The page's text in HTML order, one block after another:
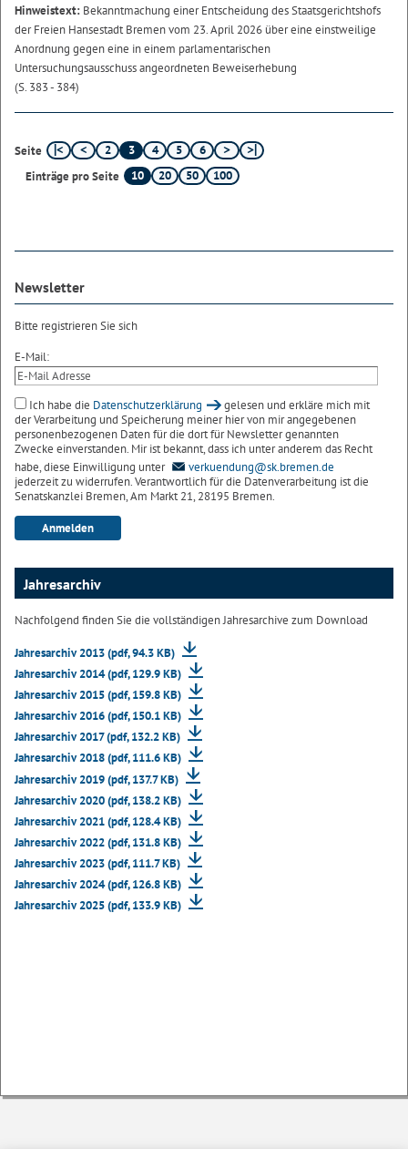
Hinweistext: Bekanntmachung einer Entscheidung des Staatsgerichtshofs
der Freien Hansestadt Bremen vom 23. April 2026 über eine einstweilige
Anordnung gegen eine in einem parlamentarischen
Untersuchungsausschuss angeordneten Beweiserhebung
(S. 383 - 384)
Seite 2 3 4 5
6
Einträge pro Seite
10 20 50 100
Newsletter
Bitte registrieren Sie sich
E-Mail:
Ich habe die Datenschutzerklärung
gelesen und erkläre mich mit
der Verarbeitung und Speicherung meiner hier von mir angegebenen
personenbezogenen Daten für die dort für Newsletter genannten
Zwecke einverstanden. Mir ist bekannt, dass ich unter anderem das Recht
habe, diese Einwilligung unter
verkuendung@sk.bremen.de
jederzeit zu widerrufen. Verantwortlich für die Datenverarbeitung ist die
Senatskanzlei Bremen, Am Markt 21, 28195 Bremen.
Jahresarchiv
Nachfolgend finden Sie die vollständigen Jahresarchive zum Download
Jahresarchiv 2013 (pdf, 94.3 KB)
Jahresarchiv 2014 (pdf, 129.9 KB)
Jahresarchiv 2015 (pdf, 159.8 KB)
Jahresarchiv 2016 (pdf, 150.1 KB)
Jahresarchiv 2017 (pdf, 132.2 KB)
Jahresarchiv 2018 (pdf, 111.6 KB)
Jahresarchiv 2019 (pdf, 137.7 KB)
Jahresarchiv 2020 (pdf, 138.2 KB)
Jahresarchiv 2021 (pdf, 128.4 KB)
Jahresarchiv 2022 (pdf, 131.8 KB)
Jahresarchiv 2023 (pdf, 111.7 KB)
Jahresarchiv 2024 (pdf, 126.8 KB)
Jahresarchiv 2025 (pdf, 133.9 KB)